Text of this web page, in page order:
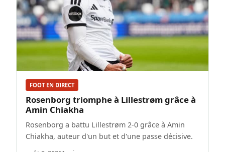
FOOT EN DIRECT
Rosenborg triomphe à Lillestrøm grâce à
Amin Chiakha
Rosenborg a battu Lillestrøm 2-0 grâce à Amin
Chiakha, auteur d'un but et d'une passe décisive.